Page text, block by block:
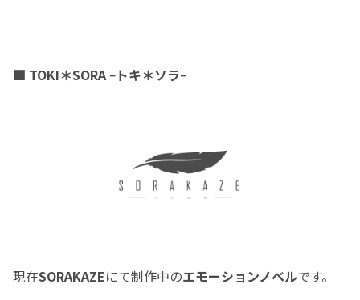
■ TOKI＊SORA ｰトキ＊ソラｰ
現在SORAKAZEにて制作中のエモーションノベルです。